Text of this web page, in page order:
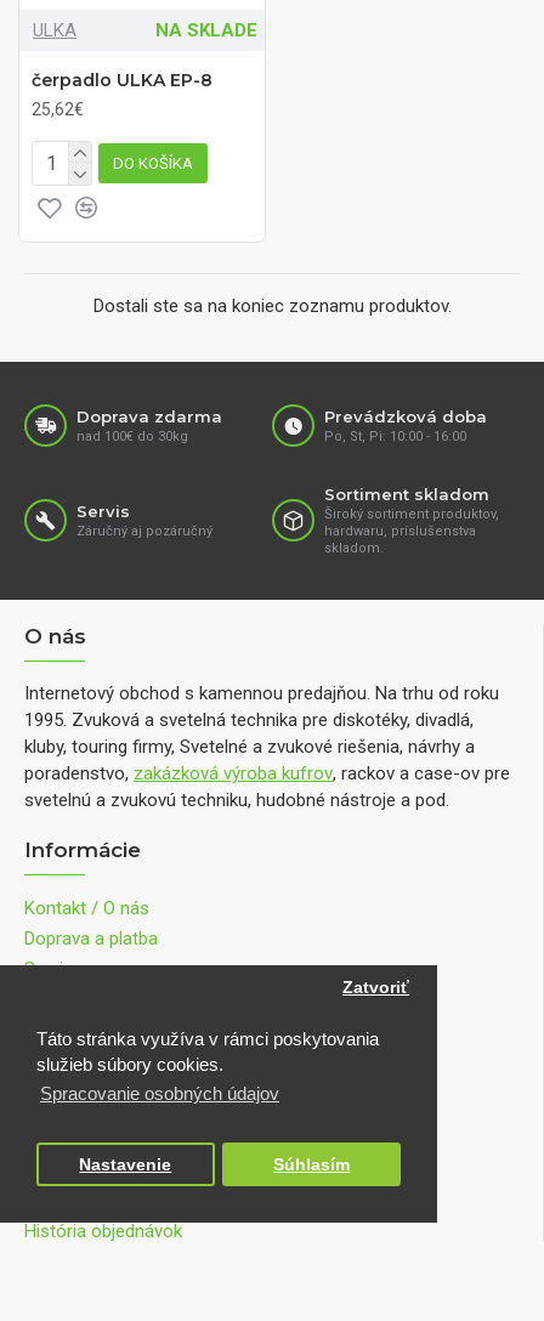
Táto stránka využíva v rámci poskytovania
služieb súbory cookies.
Spracovanie osobných údajov
Zatvoriť
Nastavenie Súhlasím
ULKA NA SKLADE
čerpadlo ULKA EP-8
25,62€
DO KOŠÍKA
Dostali ste sa na koniec zoznamu produktov.
Doprava zdarma
nad 100€ do 30kg
Prevádzková doba
Po, St, Pi: 10:00 - 16:00
Servis
Záručný aj pozáručný
Sortiment skladom
Široký sortiment produktov,
hardwaru, príslušenstva
skladom.
O nás
Internetový obchod s kamennou predajňou. Na trhu od roku
1995. Zvuková a svetelná technika pre diskotéky, divadlá,
kluby, touring firmy, Svetelné a zvukové riešenia, návrhy a
poradenstvo, zakázková výroba kufrov, rackov a case-ov pre
svetelnú a zvukovú techniku, hudobné nástroje a pod.
Informácie
Kontakt / O nás
Doprava a platba
Servis
Obchodné podmienky
Reklamácie
Odstúpenie od zmluvy
Môj účet
História objednávok